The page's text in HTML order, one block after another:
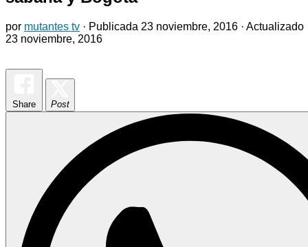
por mutantes tv · Publicada 23 noviembre, 2016 · Actualizado
23 noviembre, 2016
Share Post